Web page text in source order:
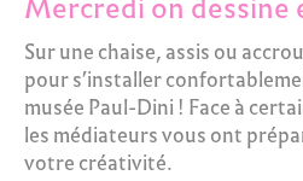
Sur une chaise, assis ou
pour s’installer
musée Paul-Dini ! Face à
les médiateurs vous ont
votre créativité.